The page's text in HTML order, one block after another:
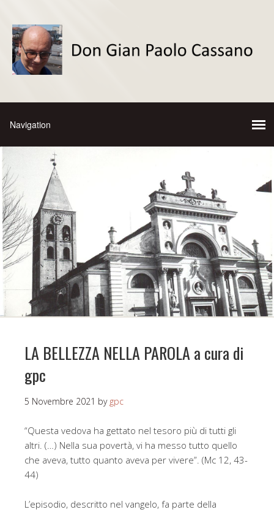
LA BELLEZZA NELLA PAROLA a cura di
gpc
5 Novembre 2021 by gpc
“Questa vedova ha gettato nel tesoro più di tutti gli
altri. (…) Nella sua povertà, vi ha messo tutto quello
che aveva, tutto quanto aveva per vivere”. (Mc 12, 43-
44)
L’episodio, descritto nel vangelo, fa parte della